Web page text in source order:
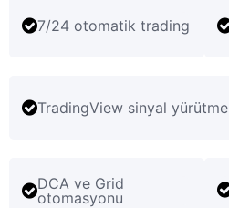
7/24 otomatik trading
TradingView sinyal yürütme
DCA ve Grid
otomasyonu